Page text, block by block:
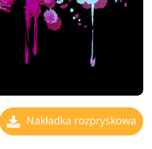
Nakładka rozpryskowa